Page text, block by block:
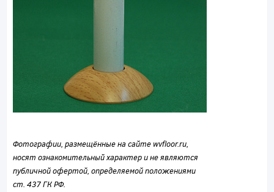
Фотографии, размещённые на сайте wvfloor.ru,
носят ознакомительный характер и не являются
публичной офертой, определяемой положениями
ст. 437 ГК РФ.